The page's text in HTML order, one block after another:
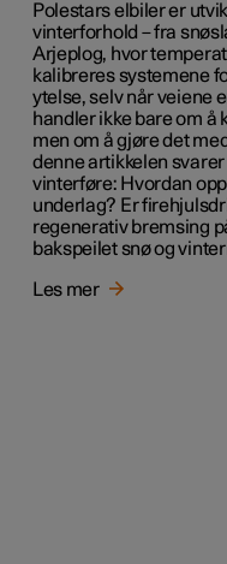
Polestars elbiler er
vinterforhold – fra
Arjeplog, hvor
kalibreres systemene
ytelse, selv når veiene
handler ikke bare om å
men om å gjøre det
denne artikkelen
vinterføre: Hvordan
underlag? Er
regenerativ bremsing
bakspeilet snø og
Les mer